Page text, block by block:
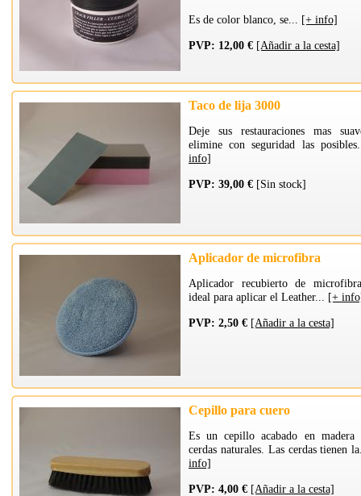
Es de color blanco, se... [+ info]
PVP: 12,00 € [Añadir a la cesta]
Taco de lija 3000
Deje sus restauraciones mas
elimine con seguridad las
info]
PVP: 39,00 € [Sin stock]
Aplicador de microfibra
Aplicador recubierto de
ideal para aplicar el Leather... [+
PVP: 2,50 € [Añadir a la cesta]
Cepillo para cuero
Es un cepillo acabado en
cerdas naturales. Las cerdas tienen
info]
PVP: 4,00 € [Añadir a la cesta]